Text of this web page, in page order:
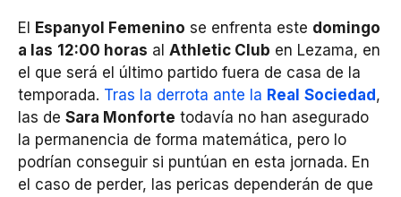
El Espanyol Femenino se enfrenta este domingo
a las 12:00 horas al Athletic Club en Lezama, en
el que será el último partido fuera de casa de la
temporada. Tras la derrota ante la Real Sociedad ,
las de Sara Monforte todavía no han asegurado
la permanencia de forma matemática, pero lo
podrían conseguir si puntúan en esta jornada. En
el caso de perder, las pericas dependerán de que